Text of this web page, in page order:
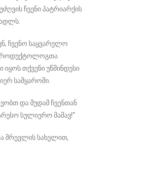
ჩვენი პატრიარქის
ჩვენო საყვარელო
თქვენი უწმინდესი
სამყაროში.
და მუდამ ჩვენთან
სულიერო მამავ!“
სახელით,